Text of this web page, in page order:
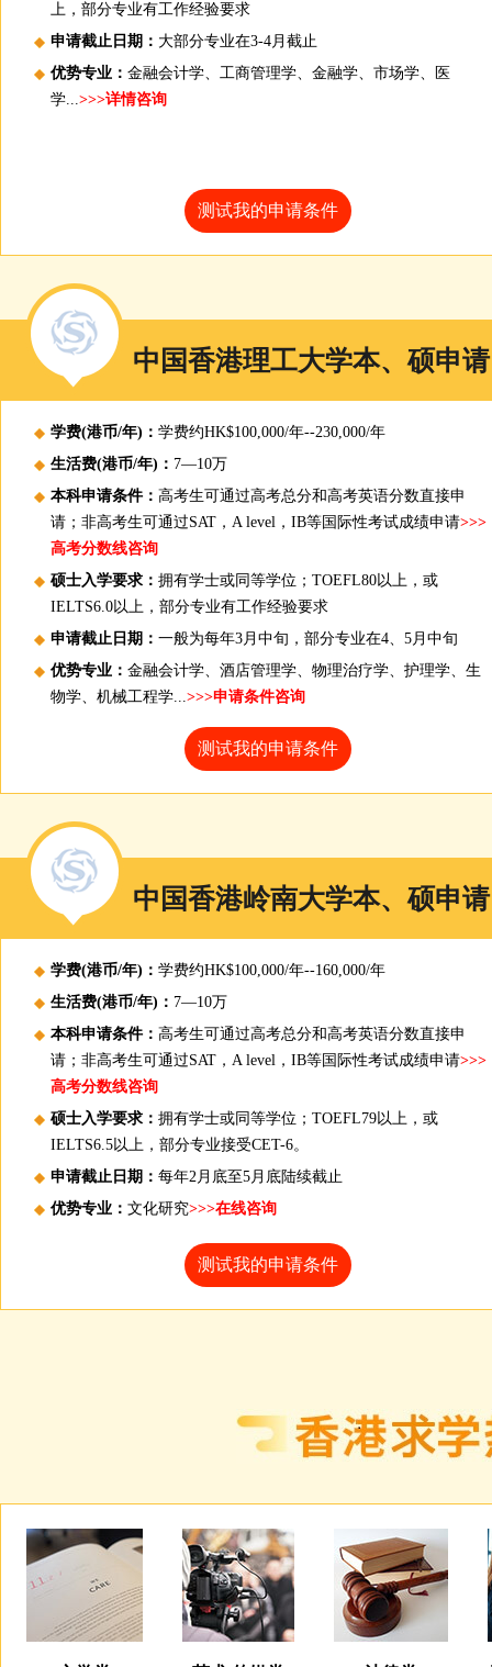
上，部分专业有工作经验要求
申请截止日期： 大部分专业在3-4月截止
优势专业： 金融会计学、工商管理学、金融学、市场学、医
学...>>>详情咨询
测试我的申请条件
中国香港理工大学本、硕申请
学费(港币/年)： 学费约HK$100,000/年--230,000/年
生活费(港币/年)： 7—10万
本科申请条件： 高考生可通过高考总分和高考英语分数直接申
请；非高考生可通过SAT，A level，IB等国际性考试成绩申请>>>
高考分数线咨询
硕士入学要求： 拥有学士或同等学位；TOEFL80以上，或
IELTS6.0以上，部分专业有工作经验要求
申请截止日期： 一般为每年3月中旬，部分专业在4、5月中旬
优势专业： 金融会计学、酒店管理学、物理治疗学、护理学、生
物学、机械工程学...>>>申请条件咨询
测试我的申请条件
中国香港岭南大学本、硕申请
学费(港币/年)： 学费约HK$100,000/年--160,000/年
生活费(港币/年)： 7—10万
本科申请条件： 高考生可通过高考总分和高考英语分数直接申
请；非高考生可通过SAT，A level，IB等国际性考试成绩申请>>>
高考分数线咨询
硕士入学要求： 拥有学士或同等学位；TOEFL79以上，或
IELTS6.5以上，部分专业接受CET-6。
申请截止日期： 每年2月底至5月底陆续截止
优势专业： 文化研究>>>在线咨询
测试我的申请条件